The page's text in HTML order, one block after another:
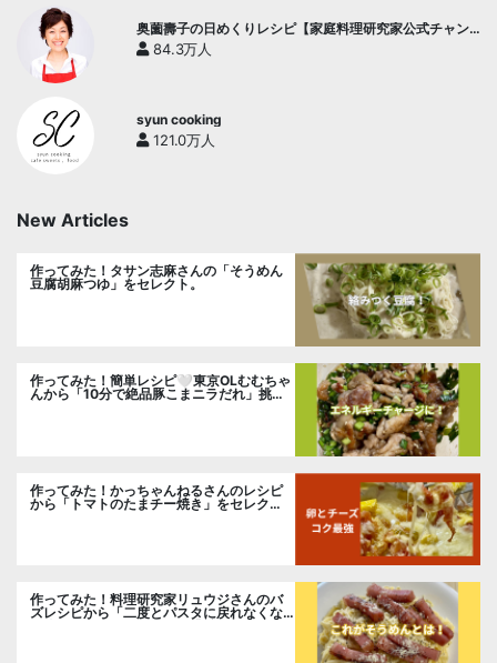
奥薗壽子の日めくりレシピ【家庭料理研究家公式チャン
ネル】
84.3万人
syun cooking
121.0万人
New Articles
作ってみた！タサン志麻さんの「そうめん
豆腐胡麻つゆ」をセレクト。
作ってみた！簡単レシピ🤍東京OLむむちゃ
んから「10分で絶品豚こまニラだれ」挑
作ってみた！かっちゃんねるさんのレシピ
から「トマトのたまチー焼き」をセレク
ト。
作ってみた！料理研究家リュウジさんのバ
ズレシピから「二度とパスタに戻れなくな